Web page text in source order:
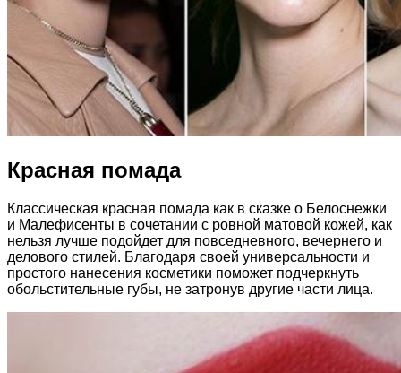
Красная помада
Классическая красная помада как в сказке о Белоснежки
и Малефисенты в сочетании с ровной матовой кожей, как
нельзя лучше подойдет для повседневного, вечернего и
делового стилей. Благодаря своей универсальности и
простого нанесения косметики поможет подчеркнуть
обольстительные губы, не затронув другие части лица.